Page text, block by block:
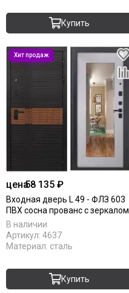
Купить
цена58 135 ₽
Входная дверь L 49 - ФЛЗ 603
ПВХ сосна прованс с зеркалом
В наличии
Артикул: 4637
Материал: сталь
Купить